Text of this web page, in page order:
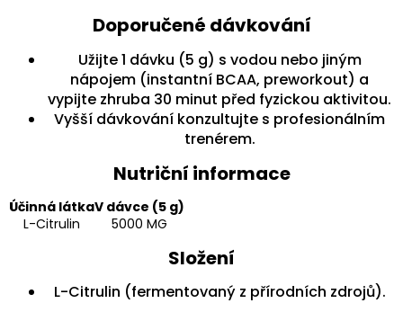
Doporučené dávkování
Užijte 1 dávku (5 g) s vodou nebo jiným
nápojem (instantní BCAA, preworkout) a
vypijte zhruba 30 minut před fyzickou aktivitou.
Vyšší dávkování konzultujte s profesionálním
trenérem.
Nutriční informace
Účinná látkaV dávce (5 g)
L-Citrulin
5000 MG
Složení
L-Citrulin (fermentovaný z přírodních zdrojů).